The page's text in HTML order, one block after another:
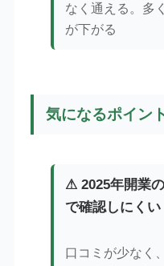
なく通える。多
が下がる
気になるポイン
⚠ 2025年開業
で確認しにくい
口コミが少なく